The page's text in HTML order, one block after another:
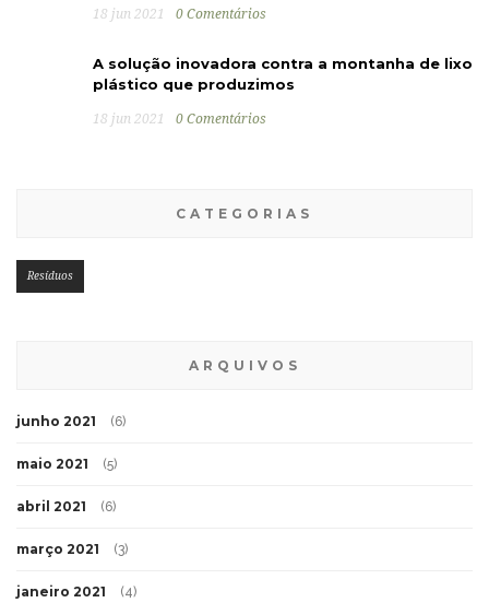
18 jun 2021 0 Comentários
A solução inovadora contra a montanha de lixo
plástico que produzimos
18 jun 2021 0 Comentários
CATEGORIAS
Resíduos
ARQUIVOS
junho 2021 (6)
maio 2021 (5)
abril 2021 (6)
março 2021 (3)
janeiro 2021 (4)